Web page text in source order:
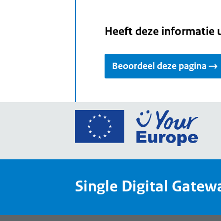
Heeft deze informatie
Beoordeel deze pagina
Ga
Your
een
Single Digital